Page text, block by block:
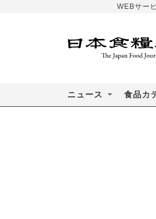
WEBサー
ニュース 食品カ